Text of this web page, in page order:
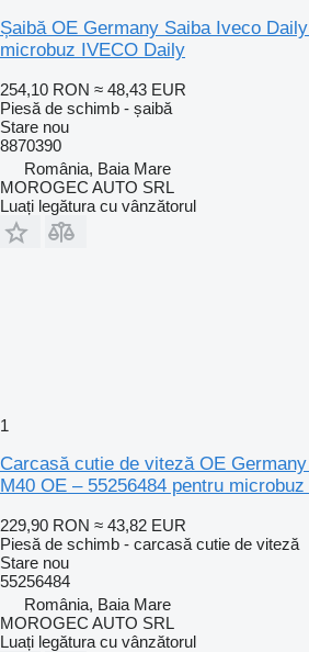
Șaibă OE Germany Saiba Iveco
microbuz IVECO Daily
254,10 RON ≈ 48,43 EUR
Piesă de schimb - șaibă
Stare nou
8870390
România, Baia Mare
MOROGEC AUTO SRL
Luați legătura cu vânzătorul
1
Carcasă cutie de viteză OE
M40 OE – 55256484 pentru
229,90 RON ≈ 43,82 EUR
Piesă de schimb - carcasă cutie de viteză
Stare nou
55256484
România, Baia Mare
MOROGEC AUTO SRL
Luați legătura cu vânzătorul